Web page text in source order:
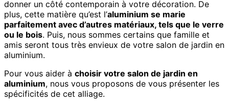
donner un côté contemporain à votre décoration. De
plus, cette matière qu’est l’aluminium se marie
parfaitement avec d’autres matériaux, tels que le verre
ou le bois. Puis, nous sommes certains que famille et
amis seront tous très envieux de votre salon de jardin en
aluminium.
Pour vous aider à choisir votre salon de jardin en
aluminium, nous vous proposons de vous présenter les
spécificités de cet alliage.